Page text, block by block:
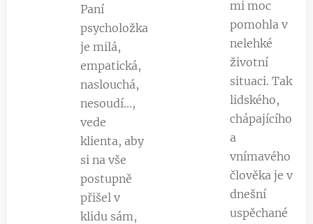
Paní
psycholožka
je milá,
empatická,
naslouchá,
nesoudí...,
vede
klienta, aby
si na vše
postupně
přišel v
klidu sám,
mi moc
pomohla v
nelehké
životní
situaci. Tak
lidského,
chápajícího
a
vnímavého
člověka je v
dnešní
uspěchané